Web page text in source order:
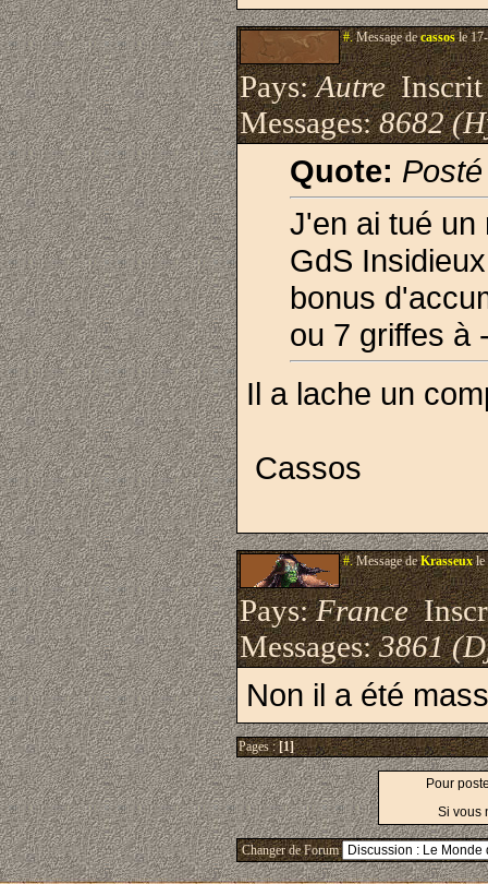
#.Message decassosle
Pays:AutreInscrit
Messages:8682
Quote:
J'en ai tué un
GdS
bonus
ou 7 griffes à
Il a lache un
Cassos
#.Message deKrasseuxle
Pays:France
Messages:3861
Non il a été
Pages :[1]
Pour
Si vous
Changer de Forum